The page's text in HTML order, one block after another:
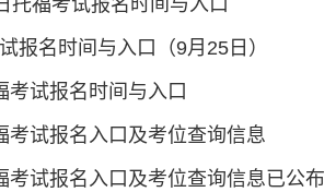
托福考试报名时间与入口
报名时间与入口（9月25日）
考试报名时间与入口
考试报名入口及考位查询信息
考试报名入口及考位查询信息已公布